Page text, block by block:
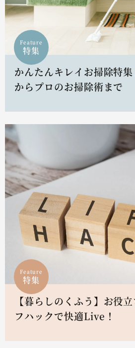
Feature
特集
かんたんキレイお掃除特
からプロのお掃除術まで
Feature
特集
【暮らしのくふう】お役
フハックで快適Live！